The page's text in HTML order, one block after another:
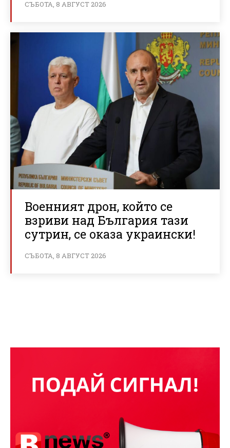
СЪБОТА, 8 АВГУСТ 2026
Военният дрон, който се
взриви над България тази
сутрин, се оказа украински!
СЪБОТА, 8 АВГУСТ 2026